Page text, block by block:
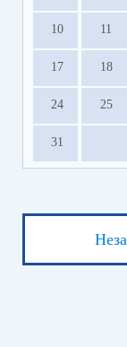
10 11
17 18
24 25
31